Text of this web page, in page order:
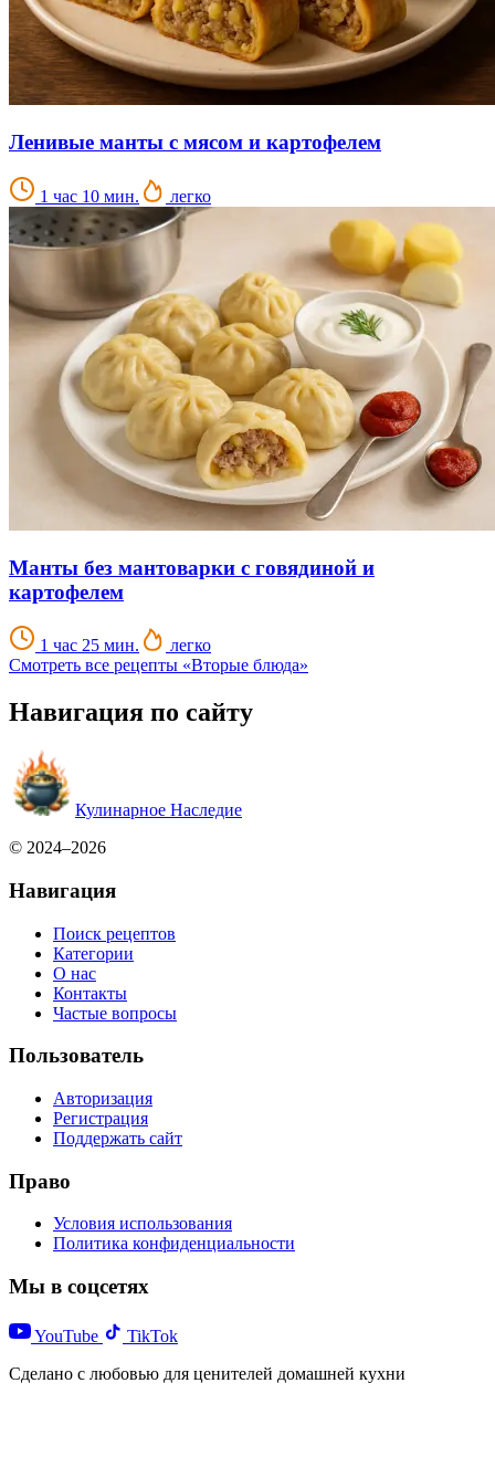
Ленивые манты с мясом и картофелем
1 час 10 мин. легко
Манты без мантоварки с говядиной и
картофелем
1 час 25 мин.
легко
Смотреть все рецепты «Вторые блюда»
Навигация по сайту
Кулинарное Наследие
© 2024–2026
Навигация
Поиск рецептов
Категории
О нас
Контакты
Частые вопросы
Пользователь
Авторизация
Регистрация
Поддержать сайт
Право
Условия использования
Политика конфиденциальности
Мы в соцсетях
YouTube
TikTok
Сделано с любовью для ценителей домашней кухни